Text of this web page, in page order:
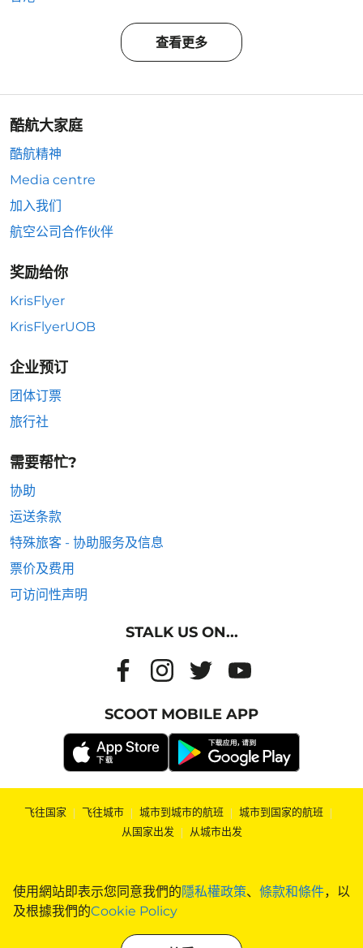
使用網站即表示您同意我們的隱私權政策、 條款和條件，以
及根據我們的Cookie Policy
查看更多
酷航大家庭
酷航精神
Media centre
加入我们
航空公司合作伙伴
奖励给你
KrisFlyer
KrisFlyerUOB
企业预订
团体订票
旅行社
需要帮忙?
协助
运送条款
特殊旅客 - 协助服务及信息
票价及费用
可访问性声明
STALK US ON...
SCOOT MOBILE APP
飞往国家 | 飞往城市 | 城市到城市的航班 | 城市到国家的航班 |
从国家出发 | 从城市出发